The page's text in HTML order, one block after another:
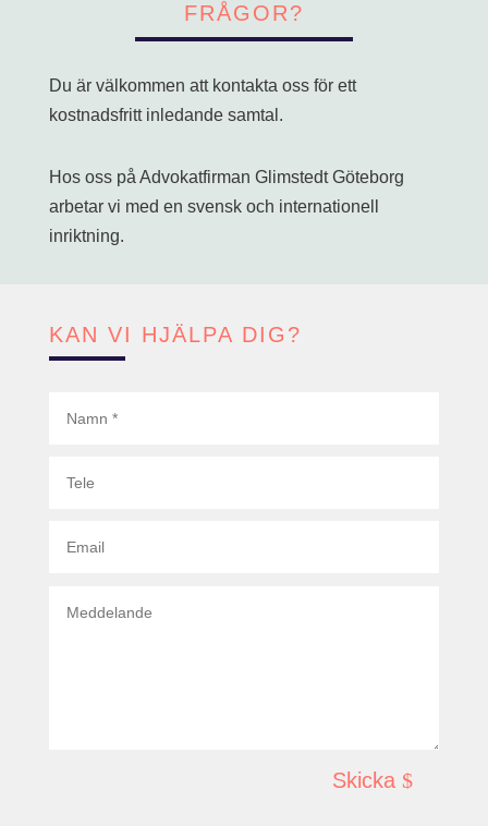
FRÅGOR?
Du är välkommen att kontakta oss för ett
kostnadsfritt inledande samtal.
Hos oss på Advokatfirman Glimstedt Göteborg
arbetar vi med en svensk och internationell
inriktning.
KAN VI HJÄLPA DIG?
Skicka